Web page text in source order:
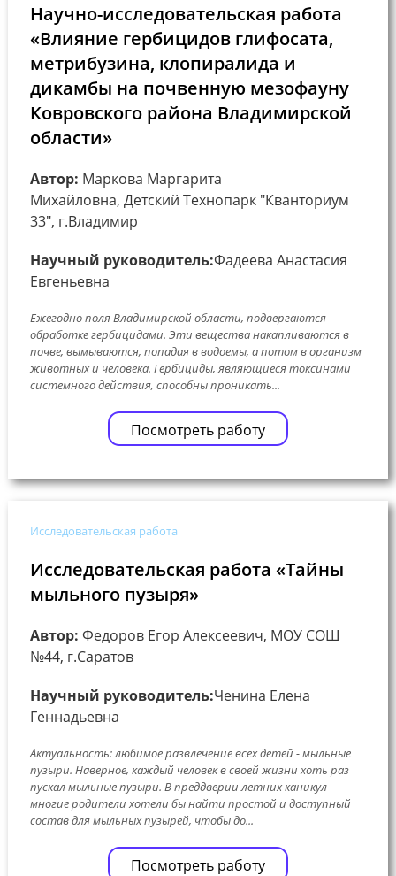
Научно-исследовательская работа
«Влияние гербицидов глифосата,
метрибузина, клопиралида и
дикамбы на почвенную мезофауну
Ковровского района Владимирской
области»
Автор: Маркова Маргарита
Михайловна, Детский Технопарк "Кванториум
33", г.Владимир
Научный руководитель:Фадеева Анастасия
Евгеньевна
Ежегодно поля Владимирской области, подвергаются
обработке гербицидами. Эти вещества накапливаются в
почве, вымываются, попадая в водоемы, а потом в организм
животных и человека. Гербициды, являющиеся токсинами
системного действия, способны проникать...
Посмотреть работу
Исследовательская работа
Исследовательская работа «Тайны
мыльного пузыря»
Автор: Федоров Егор Алексеевич, МОУ СОШ
№44, г.Саратов
Научный руководитель:Ченина Елена
Геннадьевна
Актуальность: любимое развлечение всех детей - мыльные
пузыри. Наверное, каждый человек в своей жизни хоть раз
пускал мыльные пузыри. В преддверии летних каникул
многие родители хотели бы найти простой и доступный
состав для мыльных пузырей, чтобы до...
Посмотреть работу